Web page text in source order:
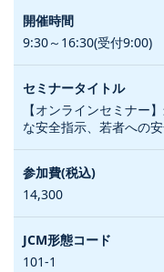
9:30～16:30(受付9:00)
【オンラインセミナー
な安全指示、若者への
14,300
101-1